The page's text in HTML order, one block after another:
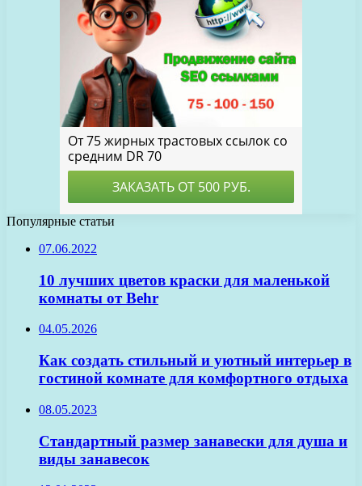
Популярные статьи
07.06.2022
10 лучших цветов краски для маленькой
комнаты от Behr
04.05.2026
Как создать стильный и уютный интерьер в
гостиной комнате для комфортного отдыха
08.05.2023
Стандартный размер занавески для душа и
виды занавесок